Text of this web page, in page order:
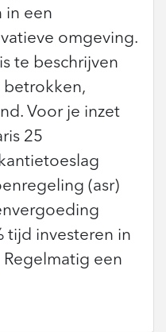
in een
omgeving.
te beschrijven
betrokken,
Voor je inzet
25
(asr)
tijd investeren in
een